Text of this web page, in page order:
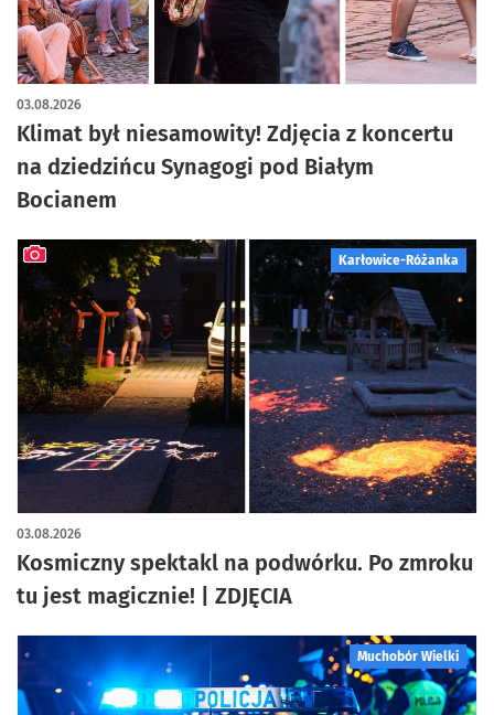
Klimat był niesamowity! Zdjęcia z koncertu
na dziedzińcu Synagogi pod Białym
Bocianem
03.08.2026
artykuł z galerią zdjęć
Karłowice-Różanka
Kosmiczny spektakl na podwórku. Po zmroku
tu jest magicznie! | ZDJĘCIA
03.08.2026
artykuł z galerią zdjęć
Muchobór Wielki